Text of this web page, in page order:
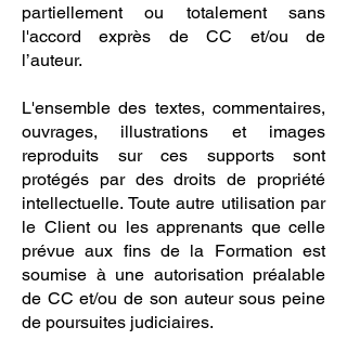
partiellement ou totalement sans
l'accord exprès de CC et/ou de
l’auteur.
L'ensemble des textes, commentaires,
ouvrages, illustrations et images
reproduits sur ces supports sont
protégés par des droits de propriété
intellectuelle. Toute autre utilisation par
le Client ou les apprenants que celle
prévue aux fins de la Formation est
soumise à une autorisation préalable
de CC et/ou de son auteur sous peine
de poursuites judiciaires.